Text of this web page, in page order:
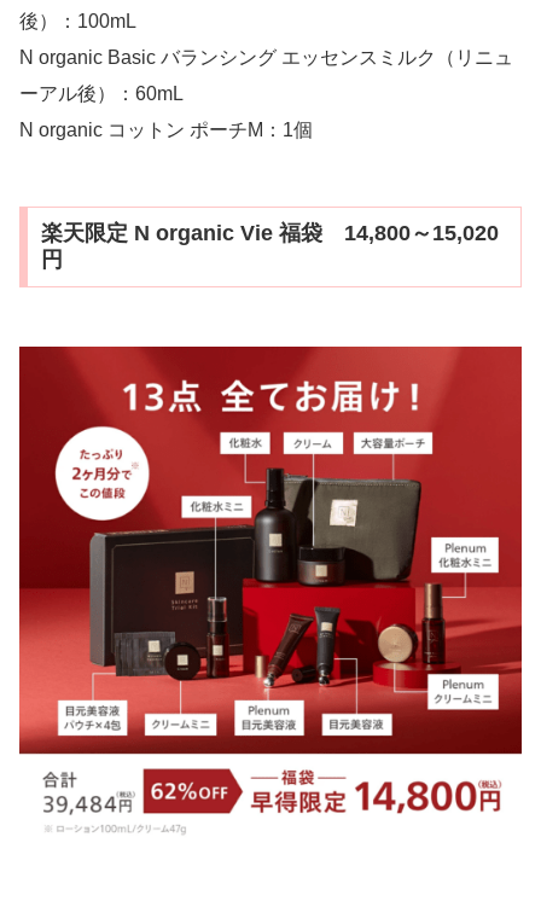
後）：100mL
N organic Basic バランシング エッセンスミルク（リニュ
ーアル後）：60mL
N organic コットン ポーチM：1個
楽天限定 N organic Vie 福袋 14,800～15,020
円